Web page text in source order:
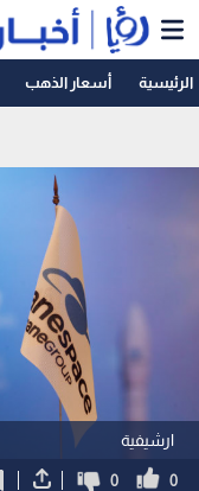
الرئيسية أسعار الذهب
ارشيفية
0
0